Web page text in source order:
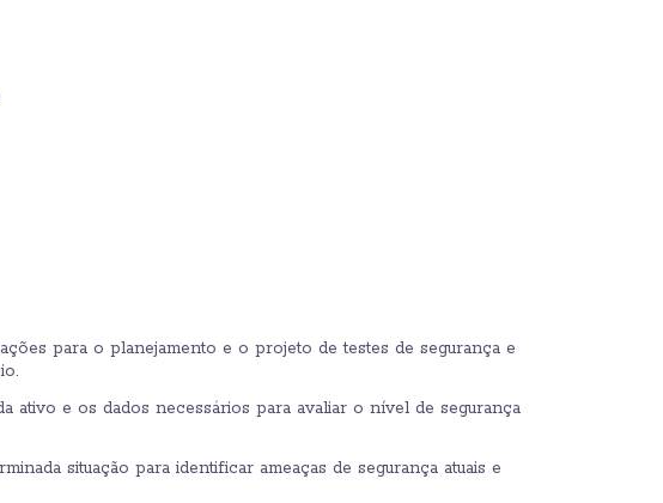
para o planejamento e o projeto de testes de segurança e
ativo e os dados necessários para avaliar o nível de segurança
situação para identificar ameaças de segurança atuais e